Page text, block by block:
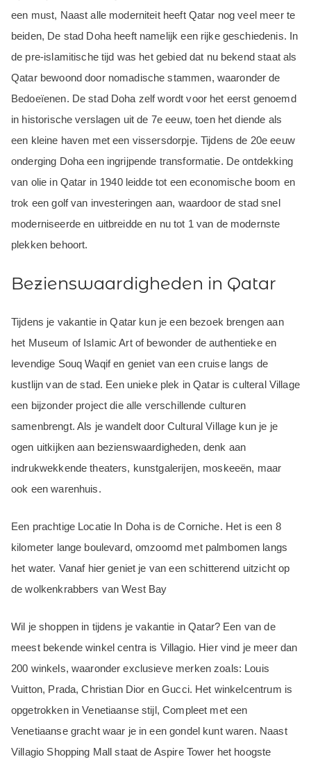
een must, Naast alle moderniteit heeft Qatar nog veel meer te
beiden, De stad Doha heeft namelijk een rijke geschiedenis. In
de pre-islamitische tijd was het gebied dat nu bekend staat als
Qatar bewoond door nomadische stammen, waaronder de
Bedoeïenen. De stad Doha zelf wordt voor het eerst genoemd
in historische verslagen uit de 7e eeuw, toen het diende als
een kleine haven met een vissersdorpje. Tijdens de 20e eeuw
onderging Doha een ingrijpende transformatie. De ontdekking
van olie in Qatar in 1940 leidde tot een economische boom en
trok een golf van investeringen aan, waardoor de stad snel
moderniseerde en uitbreidde en nu tot 1 van de modernste
plekken behoort.
Bezienswaardigheden in Qatar
Tijdens je vakantie in Qatar kun je een bezoek brengen aan
het Museum of Islamic Art of bewonder de authentieke en
levendige Souq Waqif en geniet van een cruise langs de
kustlijn van de stad. Een unieke plek in Qatar is culteral Village
een bijzonder project die alle verschillende culturen
samenbrengt. Als je wandelt door Cultural Village kun je je
ogen uitkijken aan bezienswaardigheden, denk aan
indrukwekkende theaters, kunstgalerijen, moskeeën, maar
ook een warenhuis.
Een prachtige Locatie In Doha is de Corniche. Het is een 8
kilometer lange boulevard, omzoomd met palmbomen langs
het water. Vanaf hier geniet je van een schitterend uitzicht op
de wolkenkrabbers van West Bay
Wil je shoppen in tijdens je vakantie in Qatar? Een van de
meest bekende winkel centra is Villagio. Hier vind je meer dan
200 winkels, waaronder exclusieve merken zoals: Louis
Vuitton, Prada, Christian Dior en Gucci. Het winkelcentrum is
opgetrokken in Venetiaanse stijl, Compleet met een
Venetiaanse gracht waar je in een gondel kunt waren. Naast
Villagio Shopping Mall staat de Aspire Tower het hoogste